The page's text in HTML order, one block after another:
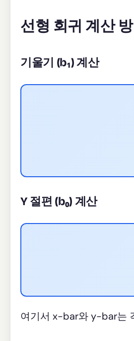
선형 회귀 계산
기울기 (b₁) 계산
Y 절편 (b₀) 계산
여기서 x-bar와 y-bar는